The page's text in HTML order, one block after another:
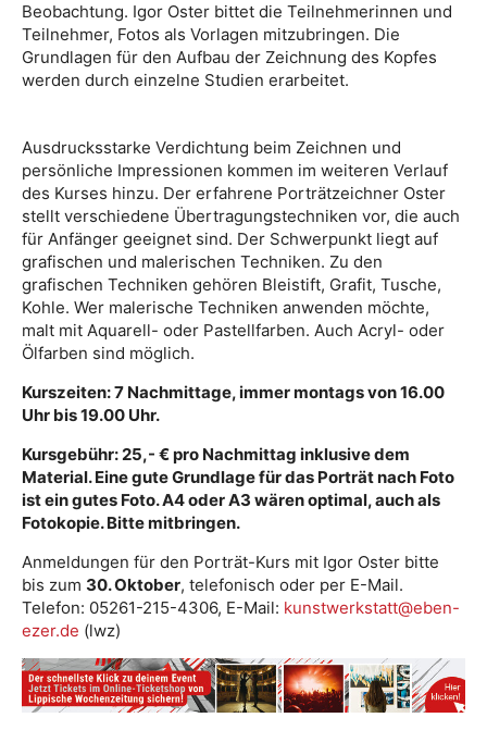
Beobachtung. Igor Oster bittet die Teilnehmerinnen und
Teilnehmer, Fotos als Vorlagen mitzubringen. Die
Grundlagen für den Aufbau der Zeichnung des Kopfes
werden durch einzelne Studien erarbeitet.
Ausdrucksstarke Verdichtung beim Zeichnen und
persönliche Impressionen kommen im weiteren Verlauf
des Kurses hinzu. Der erfahrene Porträtzeichner Oster
stellt verschiedene Übertragungstechniken vor, die auch
für Anfänger geeignet sind. Der Schwerpunkt liegt auf
grafischen und malerischen Techniken. Zu den
grafischen Techniken gehören Bleistift, Grafit, Tusche,
Kohle. Wer malerische Techniken anwenden möchte,
malt mit Aquarell- oder Pastellfarben. Auch Acryl- oder
Ölfarben sind möglich.
Kurszeiten: 7 Nachmittage, immer montags von 16.00
Uhr bis 19.00 Uhr.
Kursgebühr: 25,- € pro Nachmittag inklusive dem
Material. Eine gute Grundlage für das Porträt nach Foto
ist ein gutes Foto. A4 oder A3 wären optimal, auch als
Fotokopie. Bitte mitbringen.
Anmeldungen für den Porträt-Kurs mit Igor Oster bitte
bis zum 30. Oktober, telefonisch oder per E-Mail.
Telefon: 05261-215-4306, E-Mail: kunstwerkstatt@eben-
ezer.de (lwz)